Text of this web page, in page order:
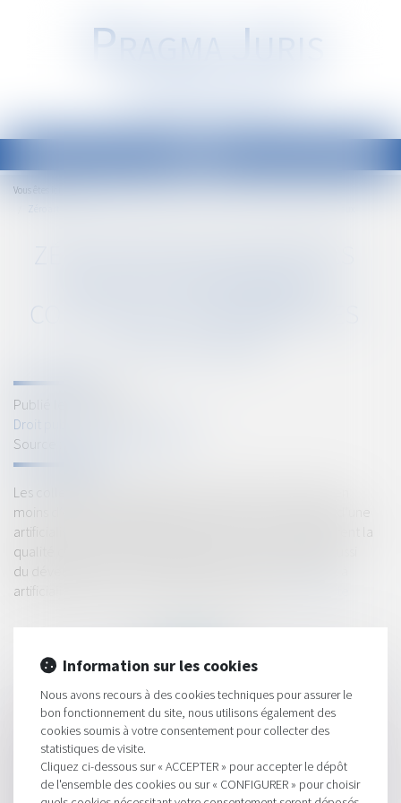
PRAGMA JURIS
Vous êtes ici :
Zéro artificialisation des sols ou équipements collectifs : le dilemme des élus locaux
COLLECTIFS : LE DILEMME DES
Publié le :
Droit public
Source :
Les collectivités locales doivent consommer de moins en
moins d’espaces végétalisés pour tendre vers l’objectif d’une
artificialisation nette nulle en 2050. Ces espaces améliorent la
qualité de vie de leurs habitants. Mais celle-ci dépend aussi
du développement économique, qui a souvent conduit à
artificialiser les sols, ces 30 dernières années...
HISTORIQUE
Bercy annonce deux mesures de soutien aux entreprises de la
construction
Information sur les cookies
Nous avons recours à des cookies techniques pour assurer le
bon fonctionnement du site, nous utilisons également des
cookies soumis à votre consentement pour collecter des
statistiques de visite.
Cliquez ci-dessous sur « ACCEPTER » pour accepter le dépôt
de l'ensemble des cookies ou sur « CONFIGURER » pour choisir